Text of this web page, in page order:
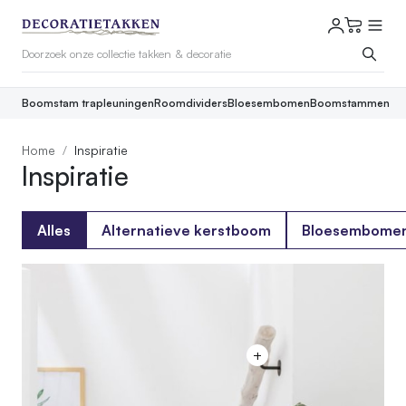
Boomstam trapleuningenRoomdividersBloesembomenBoomstammen
Home Inspiratie
Inspiratie
Alles Alternatieve kerstboom
+